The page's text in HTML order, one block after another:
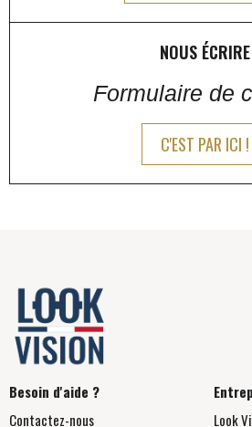
NOUS ÉCRIRE
Formulaire de
C'EST PAR ICI !
Besoin d'aide ?
Contactez-nous
Look